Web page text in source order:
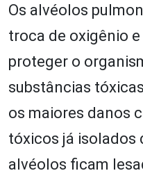
Os alvéolos
troca de oxigênio
proteger o
substâncias
os maiores danos
tóxicos já isolados
alvéolos ficam